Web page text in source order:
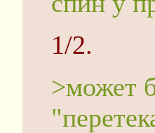
1/2.
>может